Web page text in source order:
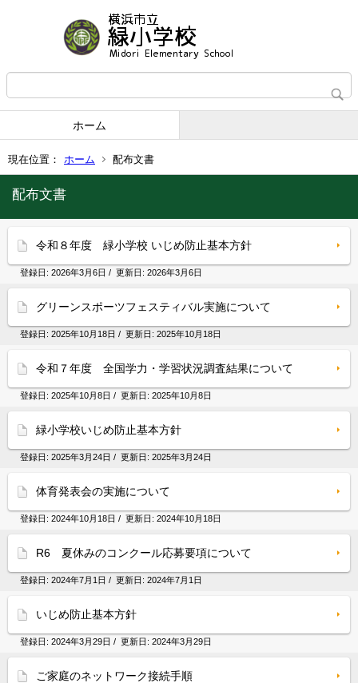
ホーム
現在位置： ホーム 配布文書
配布文書
令和８年度 緑小学校 いじめ防止基本方針
登録日: 2026年3月6日 / 更新日: 2026年3月6日
グリーンスポーツフェスティバル実施について
登録日: 2025年10月18日 / 更新日: 2025年10月18日
令和７年度 全国学力・学習状況調査結果について
登録日: 2025年10月8日 / 更新日: 2025年10月8日
緑小学校いじめ防止基本方針
登録日: 2025年3月24日 / 更新日: 2025年3月24日
体育発表会の実施について
登録日: 2024年10月18日 / 更新日: 2024年10月18日
R6 夏休みのコンクール応募要項について
登録日: 2024年7月1日 / 更新日: 2024年7月1日
いじめ防止基本方針
登録日: 2024年3月29日 / 更新日: 2024年3月29日
ご家庭のネットワーク接続手順